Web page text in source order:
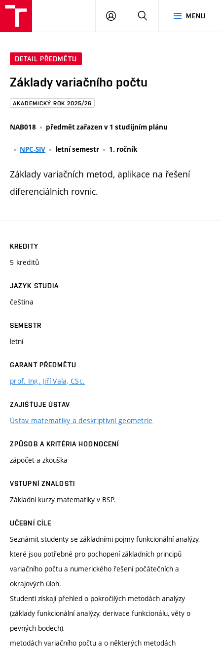
Brno
MENU
PŘIHLÁSIT
DETAIL PŘEDMĚTU
Základy variačního počtu
AKADEMICKÝ ROK 2025/26
NAB018 předmět zařazen v 1 studijním plánu
NPC-SIV letní semestr 1. ročník
Základy variačních metod, aplikace na řešení
diferenciálních rovnic.
KREDITY
5 kreditů
JAZYK STUDIA
čeština
SEMESTR
letní
GARANT PŘEDMĚTU
prof. Ing. Jiří Vala, CSc.
ZAJIŠŤUJE ÚSTAV
Ústav matematiky a deskriptivní geometrie
ZPŮSOB A KRITÉRIA HODNOCENÍ
zápočet a zkouška
VSTUPNÍ ZNALOSTI
Základní kurzy matematiky v BSP.
UČEBNÍ CÍLE
Seznámit studenty se základními pojmy funkcionální analýzy,
které jsou potřebné pro pochopení základních principů
variačního počtu a numerického řešení počátečních a
okrajových úloh.
Studenti získají přehled o pokročilých metodách analýzy
(základy funkcionální analýzy, derivace funkcionálu, věty o
pevných bodech),
metodách variačního počtu a o některých metodách